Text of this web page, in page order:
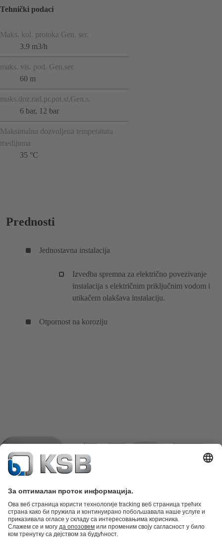
Tehnički podaci
Maks. kol. protoka Gen. ser.
3.9 m3/h
maks. vis. pod. Gen.ser.
60 m
maks.doz.rad.pr.pot.st.Gen.s.
6 bar, 12 bar
Maksimalna dozvoljena temperatura
medijuma
35 °C
Prednosti
Jednostavna instalacija
Izvedba spremna za električno povezivanje
instalacija s električnim priključnim vodom i
utikačem olakšava instalaciju.
Otpornost na koroziju
Katalog proizvoda Rezervni delovi